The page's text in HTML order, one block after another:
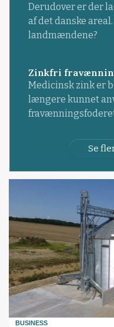
Derudover er der
af det danske
landmændene?
Zinkfri
Medicinsk zink er
længere kunnet
Se
BUSINESS